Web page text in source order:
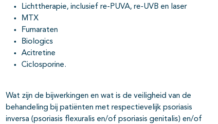
open- en dichtklappen
open- en dichtklappen
Lichttherapie, inclusief re-PUVA, re-UVB en laser
MTX
Fumaraten
Biologics
Acitretine
Ciclosporine.
Wat zijn de bijwerkingen en wat is de veiligheid van de
behandeling bij patiënten met respectievelijk psoriasis
inversa (psoriasis flexuralis en/of psoriasis genitalis) en/of